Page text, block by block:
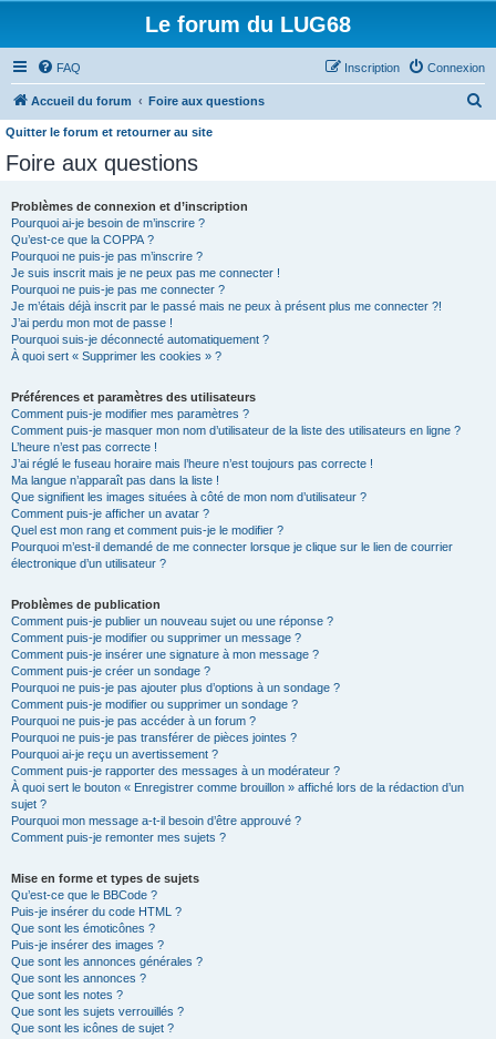
Le forum du LUG68
FAQ Connexion
Inscription
Accueil du forum Foire aux questions
Quitter le forum et retourner au site
Foire aux questions
Problèmes de connexion et d’inscription
Pourquoi ai-je besoin de m’inscrire ?
Qu’est-ce que la COPPA ?
Pourquoi ne puis-je pas m’inscrire ?
Je suis inscrit mais je ne peux pas me connecter !
Pourquoi ne puis-je pas me connecter ?
Je m’étais déjà inscrit par le passé mais ne peux à présent plus me connecter ?!
J’ai perdu mon mot de passe !
Pourquoi suis-je déconnecté automatiquement ?
À quoi sert « Supprimer les cookies » ?
Préférences et paramètres des utilisateurs
Comment puis-je modifier mes paramètres ?
Comment puis-je masquer mon nom d’utilisateur de la liste des utilisateurs en ligne ?
L’heure n’est pas correcte !
J’ai réglé le fuseau horaire mais l’heure n’est toujours pas correcte !
Ma langue n’apparaît pas dans la liste !
Que signifient les images situées à côté de mon nom d’utilisateur ?
Comment puis-je afficher un avatar ?
Quel est mon rang et comment puis-je le modifier ?
Pourquoi m’est-il demandé de me connecter lorsque je clique sur le lien de courrier
électronique d’un utilisateur ?
Problèmes de publication
Comment puis-je publier un nouveau sujet ou une réponse ?
Comment puis-je modifier ou supprimer un message ?
Comment puis-je insérer une signature à mon message ?
Comment puis-je créer un sondage ?
Pourquoi ne puis-je pas ajouter plus d’options à un sondage ?
Comment puis-je modifier ou supprimer un sondage ?
Pourquoi ne puis-je pas accéder à un forum ?
Pourquoi ne puis-je pas transférer de pièces jointes ?
Pourquoi ai-je reçu un avertissement ?
Comment puis-je rapporter des messages à un modérateur ?
À quoi sert le bouton « Enregistrer comme brouillon » affiché lors de la rédaction d’un
sujet ?
Pourquoi mon message a-t-il besoin d’être approuvé ?
Comment puis-je remonter mes sujets ?
Mise en forme et types de sujets
Qu’est-ce que le BBCode ?
Puis-je insérer du code HTML ?
Que sont les émoticônes ?
Puis-je insérer des images ?
Que sont les annonces générales ?
Que sont les annonces ?
Que sont les notes ?
Que sont les sujets verrouillés ?
Que sont les icônes de sujet ?